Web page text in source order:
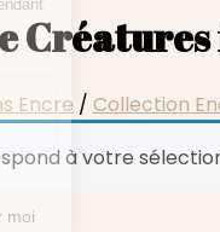
Encre / Collection
à votre